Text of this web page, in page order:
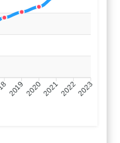
2019 2020202120222023